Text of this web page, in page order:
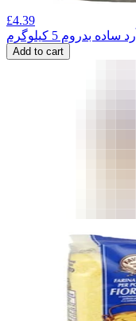
£4.39
آرد ساده بدروم 5 کیلوگرم
Add to cart